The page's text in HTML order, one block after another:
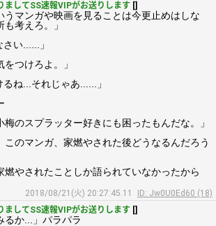
ましてSS速報VIPがお送りします []
うマンガや映画を見ることは今更止めはしな
考えろ。」
い......」
つけろよ。」
ね...それじゃあ......」
のスプラッター好きにも困ったもんだな。」
このマンガ、家燃やされた後どうなるんだろう
燃やされたことしか語られていなかったから
2018/08/21(火) 20:27:45.11
ID: Jw0U0Ed60 (18)
ましてSS速報VIPがお送りします []
るか...」パラパラ